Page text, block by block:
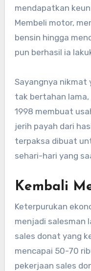
mendapatkan
Membeli motor,
bensin hingga
pun berhasil ia
Sayangnya nikmat
tak bertahan
1998 membuat
jerih payah dari
terpaksa dibuat
sehari-hari yang
Kembali
Keterpurukan
menjadi salesman
sales donat yang
mencapai 50-70
pekerjaan sales